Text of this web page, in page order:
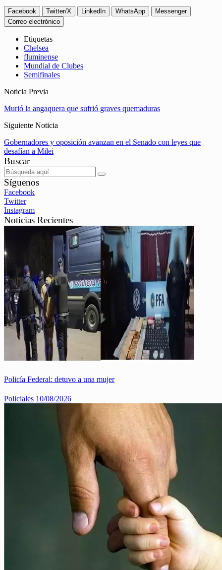
Facebook Twitter/X LinkedIn WhatsApp
Messenger
Correo electrónico
Etiquetas
Chelsea
fluminense
Mundial de Clubes
Semifinales
Noticia Previa
Murió la angaquera que sufrió graves quemaduras
Siguiente Noticia
Gobernadores y oposición avanzan en el Senado con leyes que
desafían a Milei
Buscar
Síguenos
Facebook
Twitter
Instagram
Noticias Recientes
Policía Federal: detuvo a una mujer
Policiales 10/08/2026